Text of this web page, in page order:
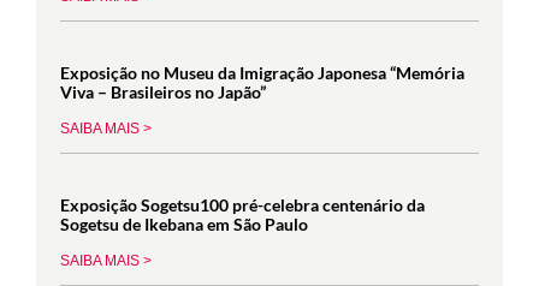
Exposição no Museu da Imigração Japonesa “Memória
Viva – Brasileiros no Japão”
SAIBA MAIS >
Exposição Sogetsu100 pré-celebra centenário da
Sogetsu de Ikebana em São Paulo
SAIBA MAIS >